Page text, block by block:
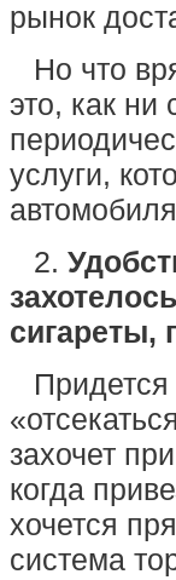
рынок
Но что
это, как
услуги,
2.
сигареты,
Придется
захочет
когда
хочется
система